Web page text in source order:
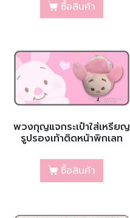
ซื้อสินค้า
พวงกุญแจกระเป๋าใส่เหรียญ
รูปรองเท้าติดหน้าพิกเลท
ซื้อสินค้า